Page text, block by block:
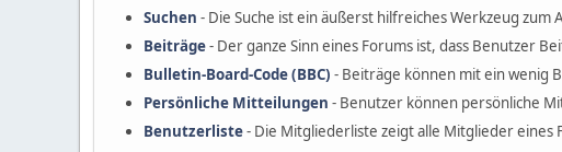
Suchen - Die Suche ist ein äußerst hilfreiches Werkzeug
Beiträge- Der ganze Sinn eines Forums ist, dass Benutzer
Bulletin-Board-Code (BBC) - Beiträge können mit ein wenig
Persönliche Mitteilungen - Benutzer können persönliche
Benutzerliste- Die Mitgliederliste zeigt alle Mitglieder eines